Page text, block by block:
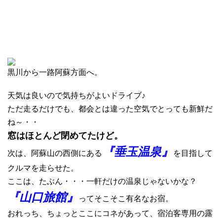
黒川から一路阿蘇方面へ。
天気は良いので気持ちがよいドライブ♪
ただ走るだけでも、都会とは違った空気でとっても新鮮だ
ね～・・
窓はほとんど閉めてたけど。
次は、阿蘇山の西側にある 『垂玉温泉』
を目指して
クルマを走らせた。
ここは、たぶん・・・一軒だけの温泉じゃないかな？
『山口旅館』
ってそこそこ有名なお宿。
おれっち、ちょっとここにコネがあって、宿泊客専用の露